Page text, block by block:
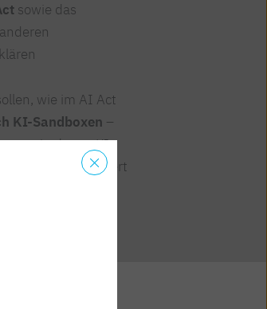
sowie das
wie im AI Act
KI-Sandboxen –
in denen KI-
und validiert